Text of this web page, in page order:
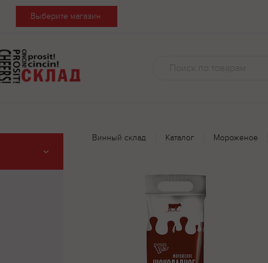
Выберите магазин
Винный склад Каталог Мороженое